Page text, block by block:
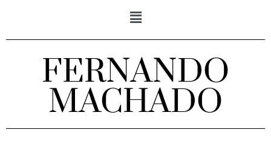
FERNANDO
MACHADO